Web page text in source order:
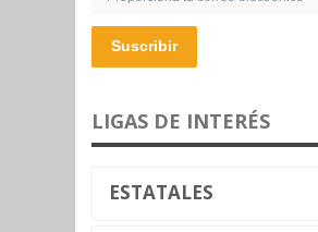
Suscribir
LIGAS DE INTERÉS
ESTATALES